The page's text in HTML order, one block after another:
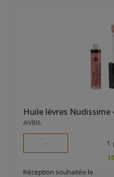
Huile lèvres
AVRIL
- 1
10
Réception souhaitée le